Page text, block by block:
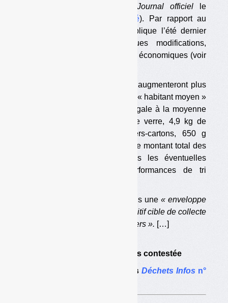
Journal officiel le
voir l’arrêté). Par rapport au
projet mis en consultation publique l’été dernier
), il y a quelques modifications,
notamment sur des paramètres économiques (voir
Les soutiens aux tonnes triées augmenteront plus
que prévu l’été dernier. Pour un « habitant moyen »
ayant une performance de tri égale à la moyenne
nationale de 2020 (33,1 kg de verre, 4,9 kg de
plastiques, 11,4 kg de papiers-cartons, 650 g
d’aluminium et 4,9 kg d’acier), le montant total des
soutiens bruts, non comprises les éventuelles
majorations, passerait, à performances de tri
L’arrêté fixe pour la première fois une« enveloppe
annuelle de soutien d’un dispositif cible de collecte
et de tri des emballages ménagers ». […]
La couverture des coûts contestée
Le dossier complet dansDéchets Infos n°